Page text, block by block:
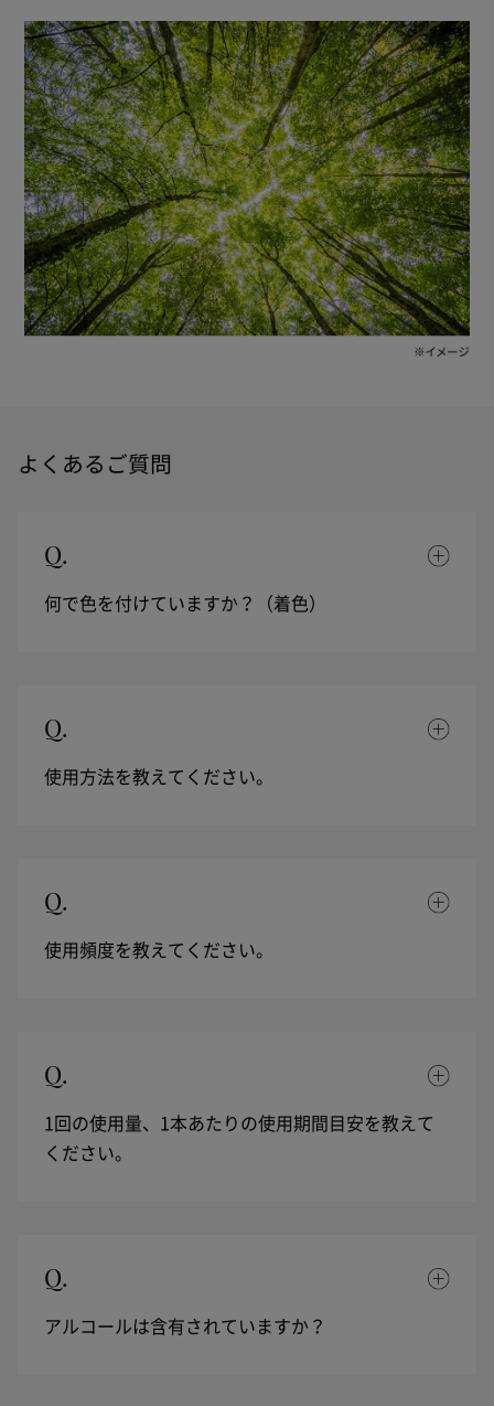
よくあるご質問
Q.
何で色を付けていますか？（着色）
Q.
使用方法を教えてください。
Q.
使用頻度を教えてください。
Q.
1回の使用量、1本あたりの使用期間目安を教えて
ください。
Q.
アルコールは含有されていますか？